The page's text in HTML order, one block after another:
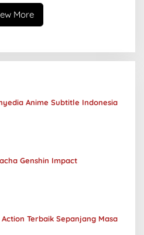
More
Anime Subtitle Indonesia
Genshin Impact
Terbaik Sepanjang Masa